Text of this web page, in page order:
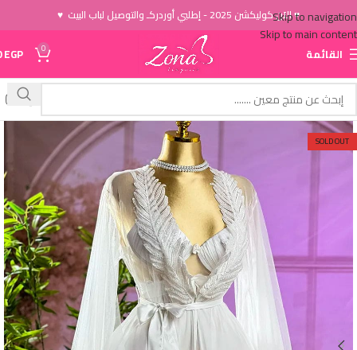
Skip to navigation
Skip to main content
♥ الاَن كوليكشن 2025 - إطلبي أوردركـ والتوصيل لباب البيت ♥
القائمة 0
EGP
SOLD OUT